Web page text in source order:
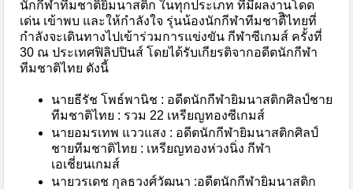
นักกีฬาทีมชาติยิมนาสติก ในทุกประเภท ที่มีผลงานโดด
เด่น เข้าพบ และให้กำลังใจ รุ่นน้องนักกีฬาทีมชาตืิไทยที่
กำลังจะเดินทางไปเข้าร่วมการแข่งขัน กีฬาซีเกมส์ ครั้งที่
30 ณ ประเทศฟิลิปปินส์ โดยได้รับเกียรติจากอดีตนักกีฬา
ทีมชาติไทย ดังนี้
นายธีรัช โพธ์พานิช : อดีตนักกีฬายิมนาสติกศิลป์ชาย
ทีมชาติไทย : รวม 22 เหรียญทองซีเกมส์
นายอมรเทพ แววแสง : อดีตนักกีฬายิมนาสติกศิลป์
ชายทีมชาติไทย : เหรียญทองห่วงนิ่ง กีฬา
เอเชี่ยนเกมส์
นายวรเดช กุลธวงศ์วัฒนา :อดีตนักกีฬายิมนาสติก